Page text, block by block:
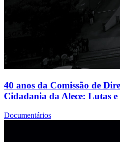
40 anos da Comissão de
Cidadania da Alece: Lutas
Documentários